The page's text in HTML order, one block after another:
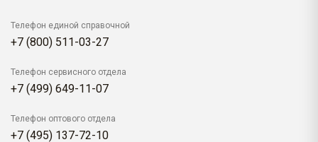
Телефон единой справочной
+7 (800) 511-03-27
Телефон сервисного отдела
+7 (499) 649-11-07
Телефон оптового отдела
+7 (495) 137-72-10